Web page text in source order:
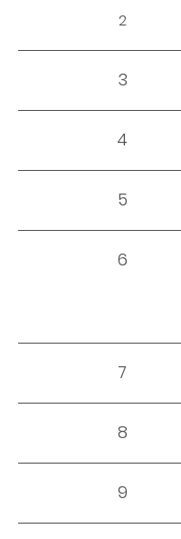
2
3
4
5
6
7
8
9